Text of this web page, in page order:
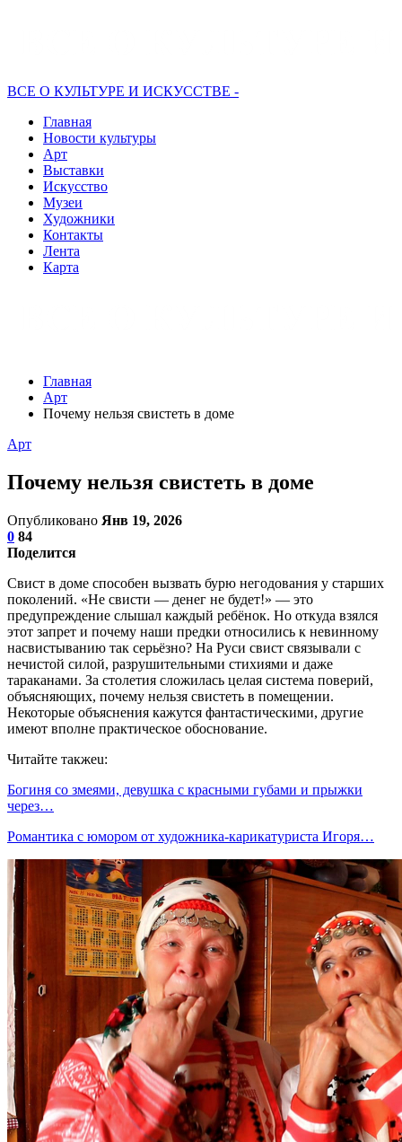
ВСЕ О КУЛЬТУРЕ И ИСКУССТВЕ -
Главная
Новости культуры
Арт
Выставки
Искусство
Музеи
Художники
Контакты
Лента
Карта
Главная
Арт
Почему нельзя свистеть в доме
Арт
Почему нельзя свистеть в доме
Опубликовано Янв 19, 2026
0 84
Поделится
Свист в доме способен вызвать бурю негодования у старших
поколений. «Не свисти — денег не будет!» — это
предупреждение слышал каждый ребёнок. Но откуда взялся
этот запрет и почему наши предки относились к невинному
насвистыванию так серьёзно? На Руси свист связывали с
нечистой силой, разрушительными стихиями и даже
тараканами. За столетия сложилась целая система поверий,
объясняющих, почему нельзя свистеть в помещении.
Некоторые объяснения кажутся фантастическими, другие
имеют вполне практическое обоснование.
Читайте такжеu:
Богиня со змеями, девушка с красными губами и прыжки
через…
Романтика с юмором от художника-карикатуриста Игоря…